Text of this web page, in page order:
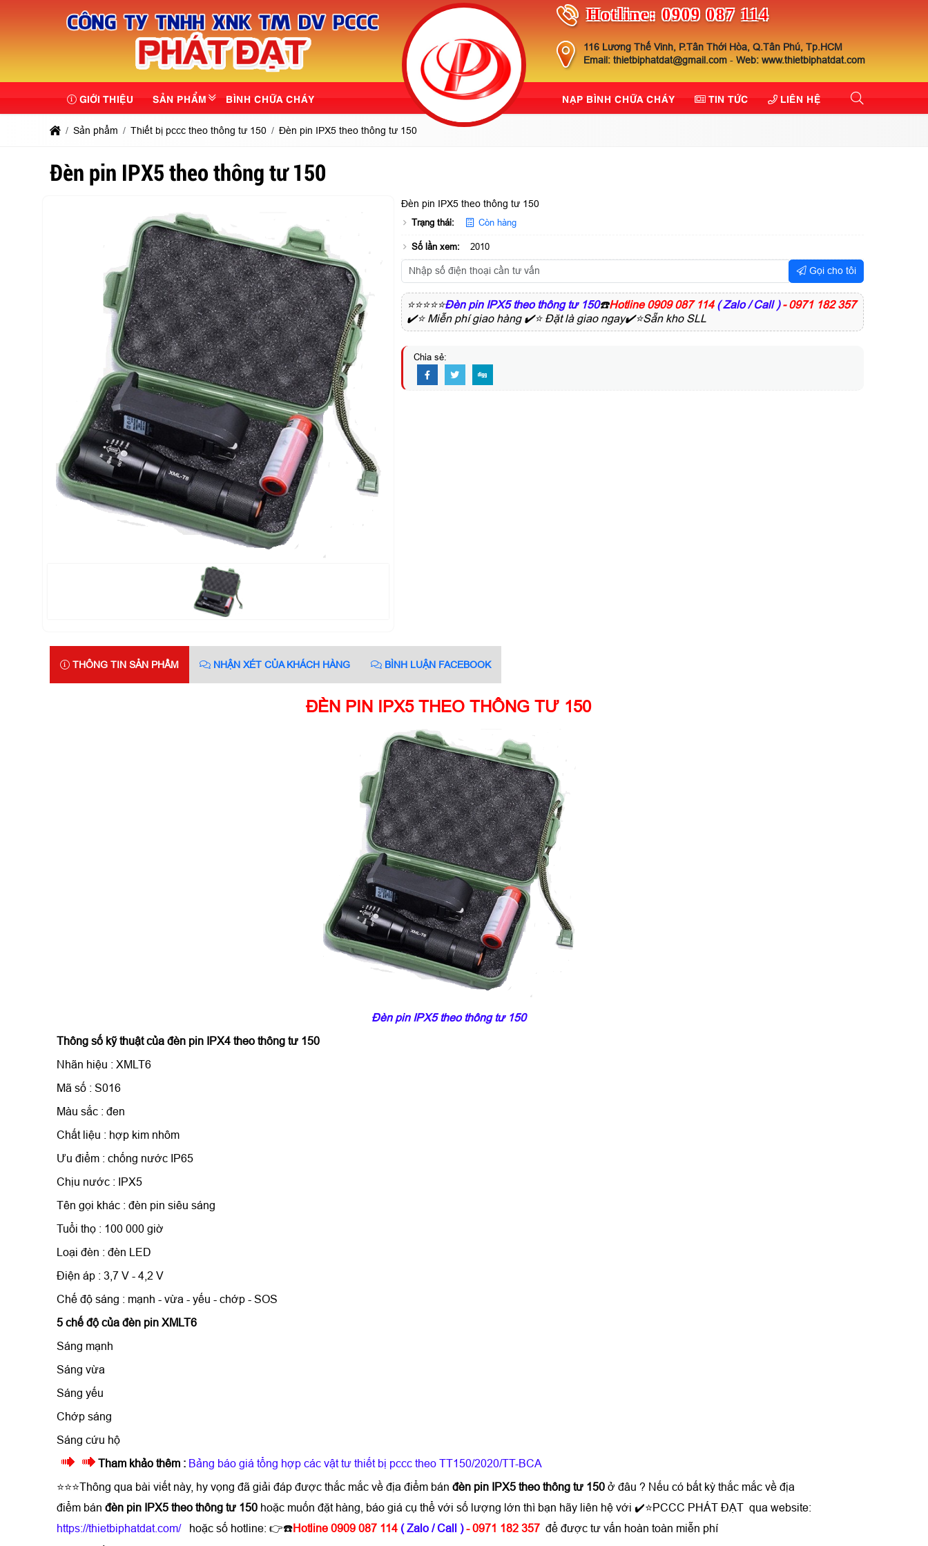
Hotline: 0909 087 114
116 Lương Thế Vinh, P.Tân Thới Hòa, Q.Tân Phú, Tp.HCM
Email: thietbiphatdat@gmail.com- Web: www.thietbiphatdat.com
GIỚI THIỆU SẢN PHẨM BÌNH CHỮA CHÁY NẠP BÌNH CHỮA CHÁY TIN TỨC LIÊN HỆ
Sản phẩm Thiết bị pccc theo thông tư 150 Đèn pin IPX5 theo thông tư 150
Đèn pin IPX5 theo thông tư 150
Đèn pin IPX5 theo thông tư 150
Trạng thái: Còn hàng
Số lần xem: 2010
Gọi cho tôi
⭐⭐⭐⭐⭐Đèn pin IPX5 theo thông tư 150☎️Hotline 0909 087 114 ( Zalo / Call )- 0971 182 357
✔️⭐ Miễn phí giao hàng ✔️⭐ Đặt là giao ngay✔️⭐Sẵn kho SLL
Chia sẻ:
THÔNG TIN SẢN PHẨM NHẬN XÉT CỦA KHÁCH HÀNG BÌNH LUẬN FACEBOOK
ĐÈN PIN IPX5 THEO THÔNG TƯ 150
Đèn pin IPX5 theo thông tư 150
Thông số kỹ thuật của đèn pin IPX4 theo thông tư 150
Nhãn hiệu : XMLT6
Mã số : S016
Màu sắc : đen
Chất liệu : hợp kim nhôm
Ưu điểm : chống nước IP65
Chịu nước : IPX5
Tên gọi khác : đèn pin siêu sáng
Tuổi thọ : 100 000 giờ
Loại đèn : đèn LED
Điện áp : 3,7 V - 4,2 V
Chế độ sáng : mạnh - vừa - yếu - chớp - SOS
5 chế độ của đèn pin XMLT6
Sáng mạnh
Sáng vừa
Sáng yếu
Chớp sáng
Sáng cứu hộ
Tham khảo thêm : Bảng báo giá tổng hợp các vật tư thiết bị pccc theo TT150/2020/TT-BCA
⭐⭐⭐Thông qua bài viết này, hy vọng đã giải đáp được thắc mắc về địa điểm bán đèn pin IPX5 theo thông tư 150 ở đâu ? Nếu có bất kỳ thắc mắc về địa
điểm bán đèn pin IPX5 theo thông tư 150 hoặc muốn đặt hàng, báo giá cụ thể với số lượng lớn thì bạn hãy liên hệ với ✔️⭐PCCC PHÁT ĐẠT qua website:
https://thietbiphatdat.com/
hoặc số hotline: 👉☎️Hotline 0909 087 114 ( Zalo / Call )- 0971 182 357 để được tư vấn hoàn toàn miễn phí